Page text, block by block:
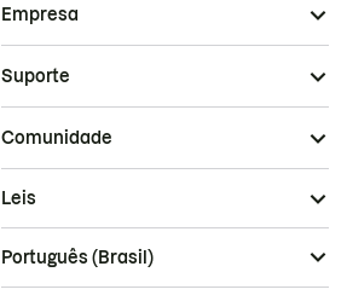
Empresa
Suporte
Comunidade
Leis
Português (Brasil)